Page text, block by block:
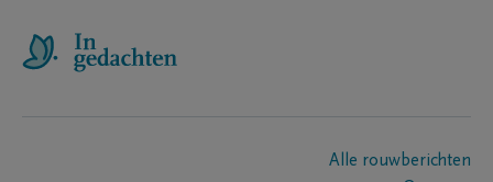
Alle rouwberichten